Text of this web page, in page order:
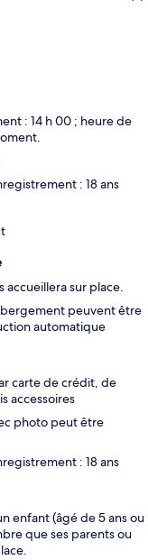
: 14 h 00 ; heure de
: 18 ans
accueillera sur place.
peuvent être
automatique
carte de crédit, de
accessoires
photo peut être
: 18 ans
enfant (âgé de 5 ans ou
que ses parents ou